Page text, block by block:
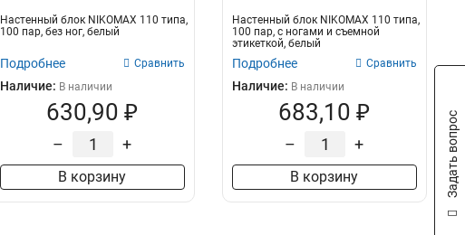
Настенный блок NIKOMAX 110 типа,
100 пар, без ног, белый
Подробнее Сравнить
Наличие: В наличии
630,90 ₽
– +
В корзину
Настенный блок NIKOMAX 110 типа,
100 пар, с ногами и cъемной
этикеткой, белый
Подробнее Сравнить
Наличие: В наличии
683,10 ₽
– +
В корзину Задать вопрос